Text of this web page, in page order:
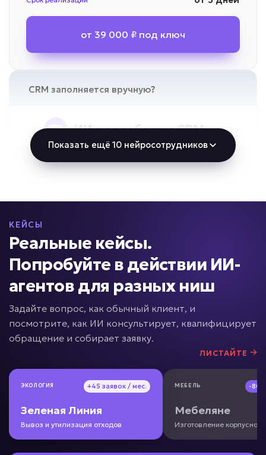
от 39 000 ₽ под ключ
CRM заполняется вручную?
ИИ для работы с CRM
Задача: Автоматизация CRM
• До +100% заполненных карточек
от 49 000 ₽ под ключ
Нет контроля менеджеров?
качества продаж
Задача: Анализ звонков и переписок
• Контроль 100% диалогов
• До +20% конверсии
• Анализ за минуты вместо часов
Показать ещё 10 нейросотрудников
КЕЙСЫ
Реальные кейсы.
Попробуйте в действии ИИ-
агентов для разных ниш
Задайте вопрос, как обычный клиент, и
посмотрите, как ИИ консультирует, квалифицирует
обращение и собирает заявку.
ЛИСТАЙТЕ
ЭКОЛОГИЯ +45 заявок / мес.
Зеленая Линия
Вывоз и утилизация отходов
ЭКОЛОГИЯ +45 заявок / мес.
Зеленая Линия
Вывоз и утилизация отходов
МЕБЕЛЬ -
Мебеляне
Изготовление корпусной
МЕБЕЛЬ -
Мебеляне
Изготовление корпусной